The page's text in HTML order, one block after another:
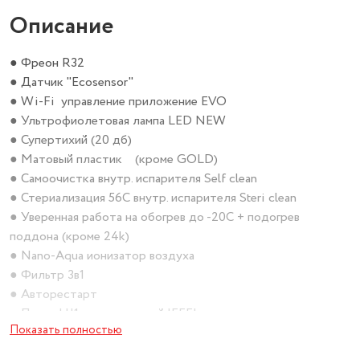
Описание
● Фреон R32
● Датчик "Ecosensor"
● Wi-Fi управление приложение EVO
● Ультрофиолетовая лампа LED NEW
● Супертихий (20 дб)
● Матовый пластик (кроме GOLD)
● Самоочистка внутр. испарителя Self clean
● Стериализация 56С внутр. испарителя Steri clean
● Уверенная работа на обогрев до -20С + подогрев
поддона (кроме 24k)
● Nano-Aqua ионизатор воздуха
● Фильтр 3в1
● Авторестарт
● Пульт HJ1 с поддержкой IFEEL
● Проводной ПДУ (опция)
Показать полностью